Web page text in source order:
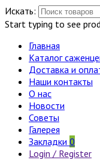
Искать:
Start typing to see
Главная
Каталог
Доставка и
Наши контакты
О нас
Новости
Советы
Галерея
Закладки 0
Login / Register